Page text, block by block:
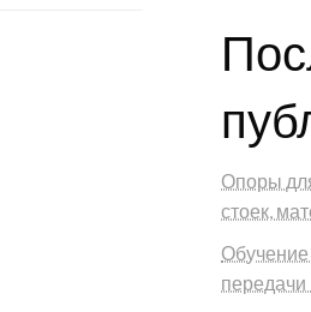
Опоры
стоек,
передачи